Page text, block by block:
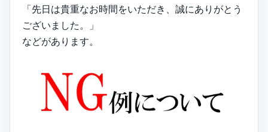
「先日は貴重なお時間をいただき、誠にありがとう
ございました。」
などがあります。